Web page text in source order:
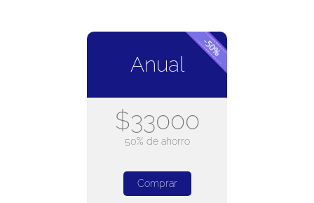
Anual
$33000
50% de ahorro
Comprar